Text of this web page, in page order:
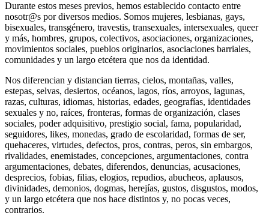
Durante estos meses previos, hemos establecido contacto entre
nosotr@s por diversos medios. Somos mujeres, lesbianas, gays,
bisexuales, transgénero, travestis, transexuales, intersexuales, queer
y más, hombres, grupos, colectivos, asociaciones, organizaciones,
movimientos sociales, pueblos originarios, asociaciones barriales,
comunidades y un largo etcétera que nos da identidad.
Nos diferencian y distancian tierras, cielos, montañas, valles,
estepas, selvas, desiertos, océanos, lagos, ríos, arroyos, lagunas,
razas, culturas, idiomas, historias, edades, geografías, identidades
sexuales y no, raíces, fronteras, formas de organización, clases
sociales, poder adquisitivo, prestigio social, fama, popularidad,
seguidores, likes, monedas, grado de escolaridad, formas de ser,
quehaceres, virtudes, defectos, pros, contras, peros, sin embargos,
rivalidades, enemistades, concepciones, argumentaciones, contra
argumentaciones, debates, diferendos, denuncias, acusaciones,
desprecios, fobias, filias, elogios, repudios, abucheos, aplausos,
divinidades, demonios, dogmas, herejías, gustos, disgustos, modos,
y un largo etcétera que nos hace distintos y, no pocas veces,
contrarios.